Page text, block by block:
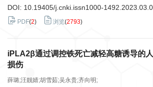
DOI: 10.19405/j.cnki.issn1000-
PDF(2) 浏览(2793)
iPLA2β通过调控铁死亡减轻高糖诱导的
损伤
薛璐;汪靓婧;胡雪茹;吴永贵;齐向明;